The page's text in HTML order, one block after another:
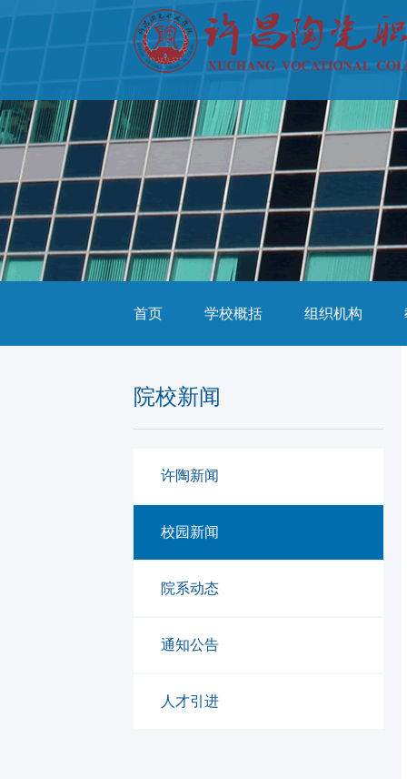
首页 学校概括 组织机构
院校新闻
许陶新闻
校园新闻
院系动态
通知公告
人才引进